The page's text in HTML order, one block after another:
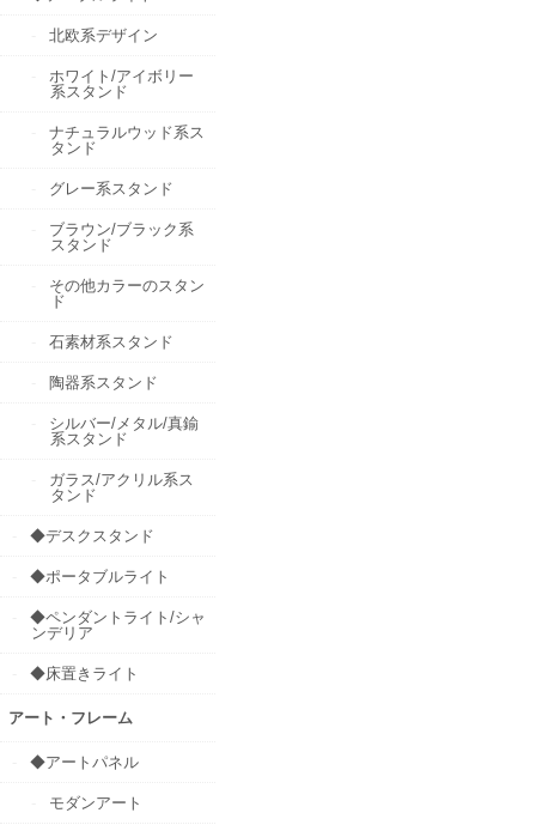
北欧系デザイン
ホワイト/アイボリー
系スタンド
ナチュラルウッド系ス
タンド
グレー系スタンド
ブラウン/ブラック系
スタンド
その他カラーのスタン
ド
石素材系スタンド
陶器系スタンド
シルバー/メタル/真鍮
系スタンド
ガラス/アクリル系ス
タンド
◆デスクスタンド
◆ポータブルライト
◆ペンダントライト/シャ
ンデリア
◆床置きライト
アート・フレーム
◆アートパネル
モダンアート